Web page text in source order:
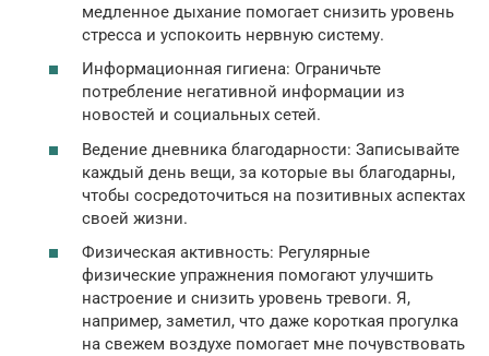
медленное дыхание помогает снизить уровень
стресса и успокоить нервную систему.
Информационная гигиена: Ограничьте
потребление негативной информации из
новостей и социальных сетей.
Ведение дневника благодарности: Записывайте
каждый день вещи, за которые вы благодарны,
чтобы сосредоточиться на позитивных аспектах
своей жизни.
Физическая активность: Регулярные
физические упражнения помогают улучшить
настроение и снизить уровень тревоги. Я,
например, заметил, что даже короткая прогулка
на свежем воздухе помогает мне почувствовать